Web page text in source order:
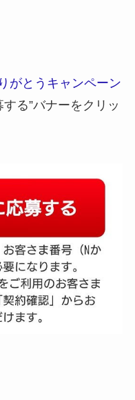
がとうキャンペーン
る”バナーをクリッ